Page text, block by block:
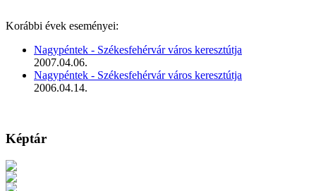
Korábbi évek eseményei:
Nagypéntek - Székesfehérvár város keresztútja
2007.04.06.
Nagypéntek - Székesfehérvár város keresztútja
2006.04.14.
Képtár